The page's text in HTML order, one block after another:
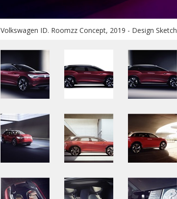
Volkswagen ID. Roomzz Concept, 2019 - Design Sketch